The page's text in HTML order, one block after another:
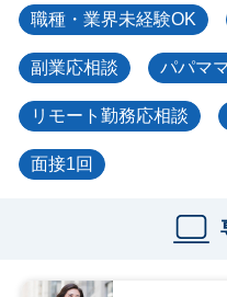
職種・業界未経験OK
副業応相談 パパマ
リモート勤務応相談
面接1回